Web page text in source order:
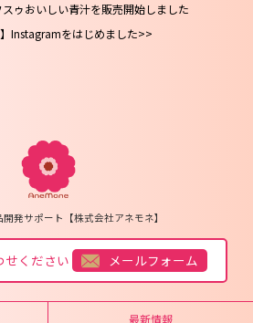
スゥおいしい青汁を販売開始しました
】Instagramをはじめました
発サポート【株式会社アネモネ】
せください メールフォーム
最新情報